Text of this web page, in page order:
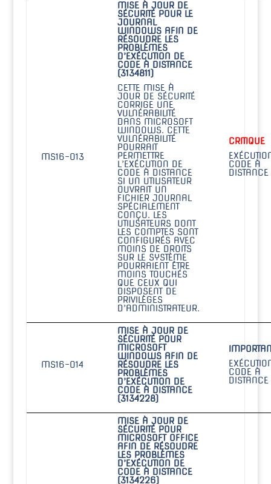
MS16-013
MISE À JOUR DE
SÉCURITÉ POUR LE
JOURNAL
WINDOWS AFIN DE
RÉSOUDRE LES
PROBLÈMES
D’EXÉCUTION DE
CODE À DISTANCE
(3134811)
CETTE MISE À
JOUR DE SÉCURITÉ
CORRIGE UNE
VULNÉRABILITÉ
DANS MICROSOFT
WINDOWS. CETTE
VULNÉRABILITÉ
POURRAIT
PERMETTRE
L’EXÉCUTION DE
CODE À DISTANCE
SI UN UTILISATEUR
OUVRAIT UN
FICHIER JOURNAL
SPÉCIALEMENT
CONÇU. LES
UTILISATEURS DONT
LES COMPTES SONT
CONFIGURÉS AVEC
MOINS DE DROITS
SUR LE SYSTÈME
POURRAIENT ÊTRE
MOINS TOUCHÉS
QUE CEUX QUI
DISPOSENT DE
PRIVILÈGES
D’ADMINISTRATEUR.
CRITIQUE
CODE À
DISTANCE
MS16-014
MISE À JOUR DE
SÉCURITÉ POUR
MICROSOFT
WINDOWS AFIN DE
RÉSOUDRE LES
PROBLÈMES
D’EXÉCUTION DE
CODE À DISTANCE
(3134228)
CODE À
DISTANCE
MISE À JOUR DE
SÉCURITÉ POUR
MICROSOFT OFFICE
AFIN DE RÉSOUDRE
LES PROBLÈMES
D’EXÉCUTION DE
CODE À DISTANCE
(3134226)